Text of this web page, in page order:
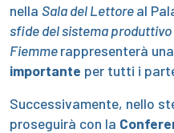
nella Sala del Lettoreal
sfide del sistema
Fiemmerappresenterà una
importante per tutti i
Successivamente, nello
proseguirà con la